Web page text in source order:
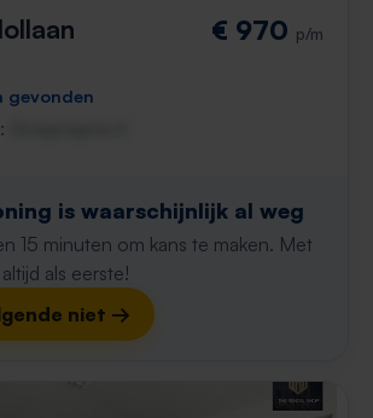
€ 970 p/m
gevonden
is waarschijnlijk al weg
15 minuten om kans te maken. Met
als eerste!
niet →